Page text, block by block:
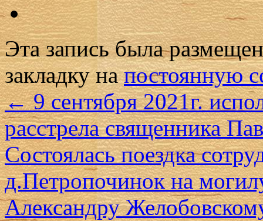
Эта запись была
закладку напостоянную
←9 сентября 2021г.
расстрела священника
Состоялась поездка
д.Петропочинок на
Александру